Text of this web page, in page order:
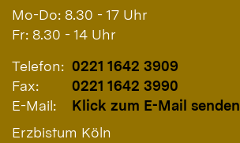
Mo-Do: 8.30 - 17 Uhr
Fr: 8.30 - 14 Uhr
Telefon: 0221 1642 3909
Fax:
0221 1642 3990
E-Mail:
Klick zum E-Mail senden
Erzbistum Köln